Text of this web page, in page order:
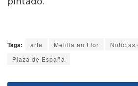
Tags: arte Melilla en Flor
Noticias
Plaza de España